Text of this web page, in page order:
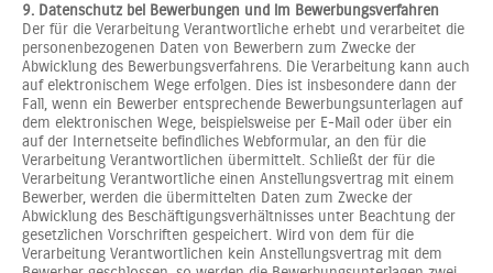
9. Datenschutz bei Bewerbungen und im Bewerbungsverfahren
Der für die Verarbeitung Verantwortliche erhebt und verarbeitet die
personenbezogenen Daten von Bewerbern zum Zwecke der
Abwicklung des Bewerbungsverfahrens. Die Verarbeitung kann auch
auf elektronischem Wege erfolgen. Dies ist insbesondere dann der
Fall, wenn ein Bewerber entsprechende Bewerbungsunterlagen auf
dem elektronischen Wege, beispielsweise per E-Mail oder über ein
auf der Internetseite befindliches Webformular, an den für die
Verarbeitung Verantwortlichen übermittelt. Schließt der für die
Verarbeitung Verantwortliche einen Anstellungsvertrag mit einem
Bewerber, werden die übermittelten Daten zum Zwecke der
Abwicklung des Beschäftigungsverhältnisses unter Beachtung der
gesetzlichen Vorschriften gespeichert. Wird von dem für die
Verarbeitung Verantwortlichen kein Anstellungsvertrag mit dem